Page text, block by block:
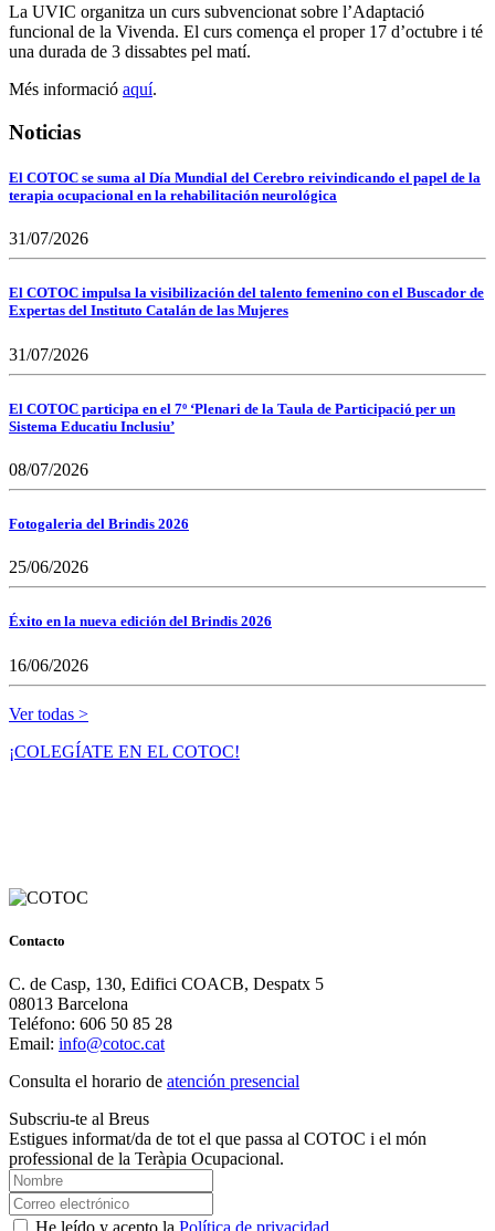
La UVIC organitza un curs subvencionat sobre l’Adaptació
funcional de la Vivenda. El curs comença el proper 17 d’octubre i té
una durada de 3 dissabtes pel matí.
Més informació aquí.
Noticias
El COTOC se suma al Día Mundial del Cerebro reivindicando el papel de la
terapia ocupacional en la rehabilitación neurológica
31/07/2026
El COTOC impulsa la visibilización del talento femenino con el Buscador de
Expertas del Instituto Catalán de las Mujeres
31/07/2026
El COTOC participa en el 7º ‘Plenari de la Taula de Participació per un
Sistema Educatiu Inclusiu’
08/07/2026
Fotogaleria del Brindis 2026
25/06/2026
Éxito en la nueva edición del Brindis 2026
16/06/2026
Ver todas >
¡COLEGÍATE EN EL COTOC!
Contacto
C. de Casp, 130, Edifici COACB, Despatx 5
08013 Barcelona
Teléfono: 606 50 85 28
Email: info@cotoc.cat
Consulta el horario de atención presencial
Subscriu-te al Breus
Estigues informat/da de tot el que passa al COTOC i el món
professional de la Teràpia Ocupacional.
He leído y acepto la Política de privacidad